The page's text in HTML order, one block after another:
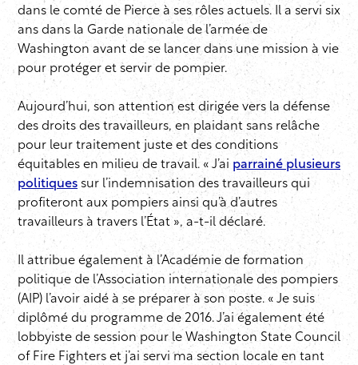
dans le comté de Pierce à ses rôles actuels. Il a servi six
ans dans la Garde nationale de l’armée de
Washington avant de se lancer dans une mission à vie
pour protéger et servir de pompier.
Aujourd’hui, son attention est dirigée vers la défense
des droits des travailleurs, en plaidant sans relâche
pour leur traitement juste et des conditions
équitables en milieu de travail. « J’ai parrainé plusieurs
politiques sur l’indemnisation des travailleurs qui
profiteront aux pompiers ainsi qu’à d’autres
travailleurs à travers l’État », a-t-il déclaré.
Il attribue également à l’Académie de formation
politique de l’Association internationale des pompiers
(AIP) l’avoir aidé à se préparer à son poste. « Je suis
diplômé du programme de 2016. J’ai également été
lobbyiste de session pour le Washington State Council
of Fire Fighters et j’ai servi ma section locale en tant